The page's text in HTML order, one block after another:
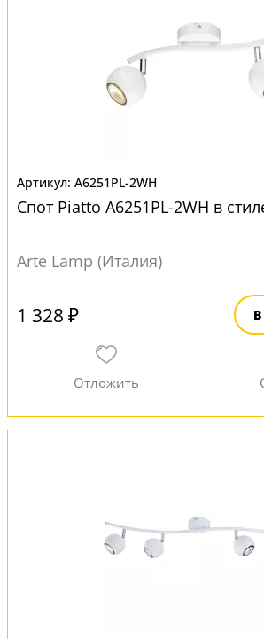
A6251PL-2WH
Спот Piatto A6251PL-2WH в
Arte Lamp (Италия)
1 328 ₽